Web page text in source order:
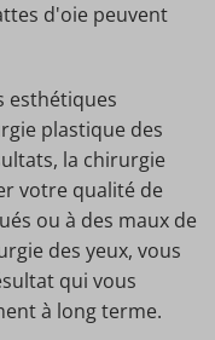
d'oie peuvent
esthétiques
plastique des
la chirurgie
votre qualité de
ou à des maux de
des yeux, vous
qui vous
à long terme.